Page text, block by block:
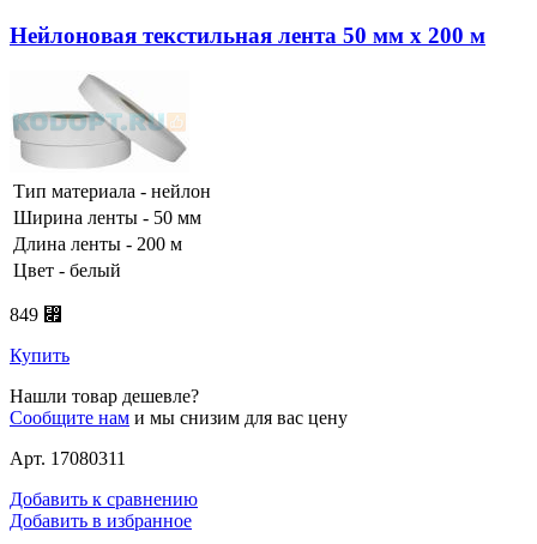
Нейлоновая текстильная лента 50 мм х 200 м
Тип материала - нейлон
Ширина ленты - 50 мм
Длина ленты - 200 м
Цвет - белый
849 ⃏
Купить
Нашли товар дешевле?
Сообщите нам и мы снизим для вас цену
Арт. 17080311
Добавить к сравнению
Добавить в избранное